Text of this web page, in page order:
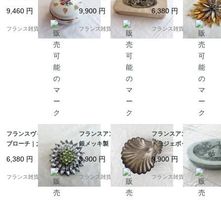
ニエール | 金彩と繊細
な花束の小物入れ |190
0年代中頃
9,460 円
フランス雑貨chouchou
せを運ぶ小さな宝物箱
(ペーパーボックス) | 19
00年代初期
9,900 円
フランス雑貨chouchou
り ゴールドの花びら 大
胆で優美 |1960-70年頃
6,380 円
フランス雑貨chouchou
フランスヴィンテージ
ブローチ｜大粒 クリア
ラインストーン 花モチ
ーフ シルバー×グリー
ン フォーマルにも |195
6,380 円
フランス雑貨chouchou
フランスアンティーク
銀メッキ製トレイ | 貝
殻モチーフ シェル型 小
物入れ |1930－60年代
頃
9,900 円
フランス雑貨chouchou
フランスアンティーク
ドラジェボックス | 愛
らしいくすみブルーの
紙箱 |1900年代初頭
9,900円
フランス雑貨chouchou